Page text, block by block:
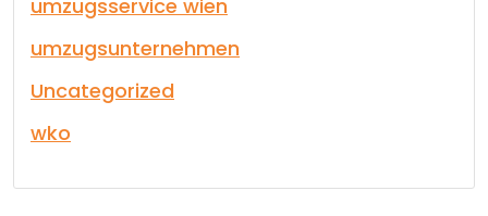
umzugsservice wien
umzugsunternehmen
Uncategorized
wko